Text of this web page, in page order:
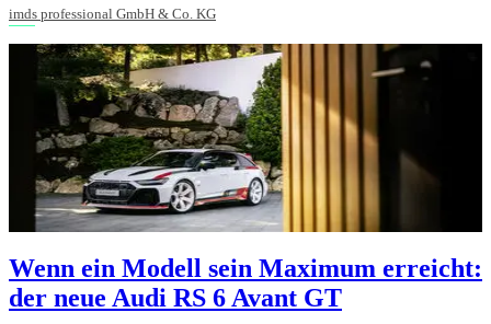
imds professional GmbH & Co. KG
Wenn ein Modell sein Maximum erreicht:
der neue Audi RS 6 Avant GT